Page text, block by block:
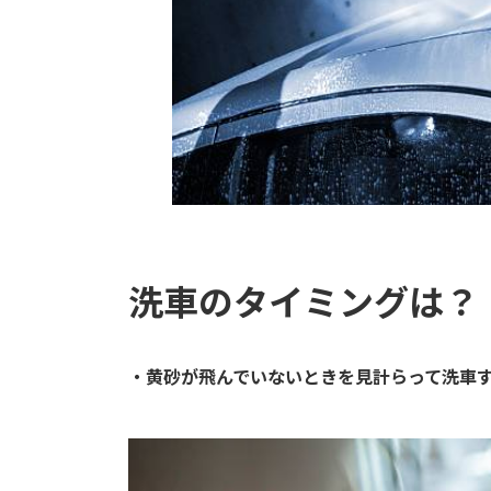
洗車のタイミングは？
・黄砂が飛んでいないときを見計らって洗車